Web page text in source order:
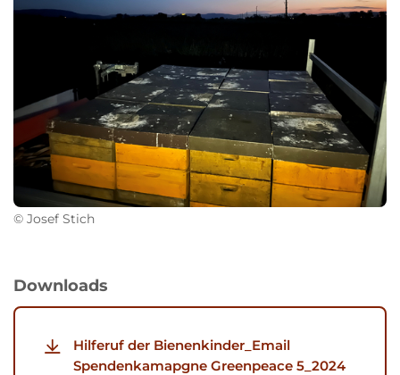
© Josef Stich
Downloads
Hilferuf der Bienenkinder_Email
Spendenkamapgne Greenpeace 5_2024